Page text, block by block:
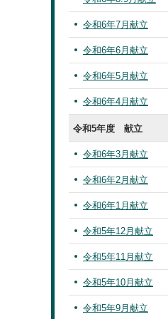
令和6年7月献立
令和6年6月献立
令和6年5月献立
令和6年4月献立
令和5年度 献立
令和6年3月献立
令和6年2月献立
令和6年1月献立
令和5年12月献立
令和5年11月献立
令和5年10月献立
令和5年9月献立